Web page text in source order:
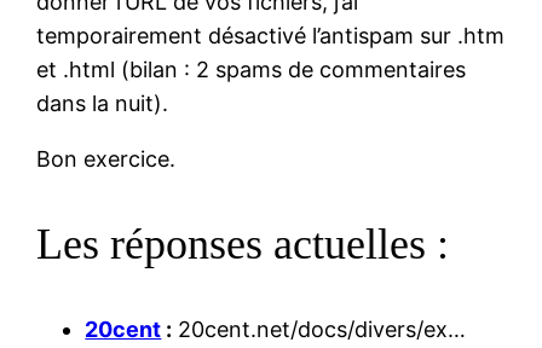
temporairement désactivé l’antispam sur .htm
et .html (bilan : 2 spams de commentaires
dans la nuit).
Bon exercice.
Les réponses actuelles :
20cent : 20cent.net/docs/divers/ex…